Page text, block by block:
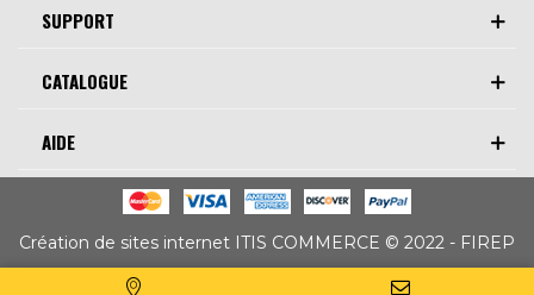
AIDE
CATALOGUE
SUPPORT
Création de sites internet ITIS COMMERCE © 2022 - FIREP